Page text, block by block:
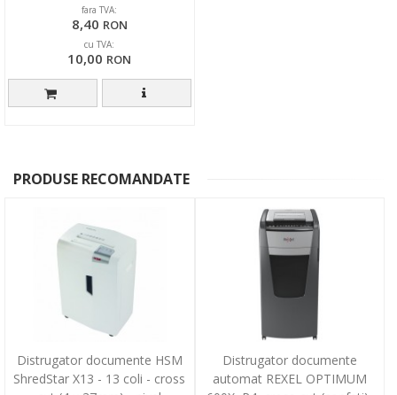
fara TVA:
8,40 RON
cu TVA:
10,00 RON
PRODUSE RECOMANDATE
Distrugator documente HSM
ShredStar X13 - 13 coli - cross
Distrugator documente
automat REXEL OPTIMUM